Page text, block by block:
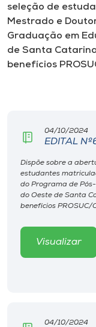
Cultura
CPA
Museu
seleção de
Mestrado e
Graduação em
de Santa
benefícios
04/10/2024
EDITAL
Dispõe sobre a
estudantes
do Programa de
do Oeste de Santa
benefícios PROSUC/
Visualizar
04/10/2024